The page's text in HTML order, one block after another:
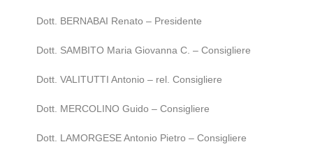
Dott. BERNABAI Renato – Presidente
Dott. SAMBITO Maria Giovanna C. – Consigliere
Dott. VALITUTTI Antonio – rel. Consigliere
Dott. MERCOLINO Guido – Consigliere
Dott. LAMORGESE Antonio Pietro – Consigliere